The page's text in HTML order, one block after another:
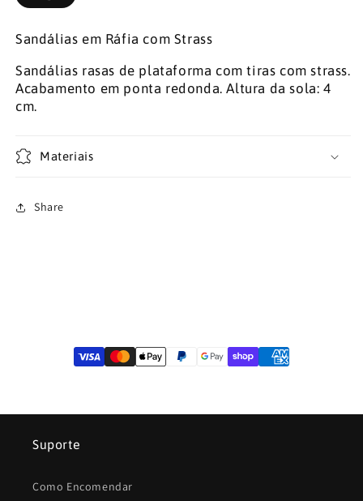
Sandálias em Ráfia com Strass
Sandálias rasas de plataforma com tiras com strass.
Acabamento em ponta redonda.Altura da sola: 4
cm.
Materiais
Share
Suporte
Como Encomendar